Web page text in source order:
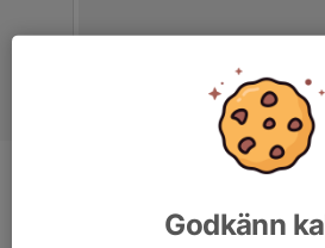
Godkänn